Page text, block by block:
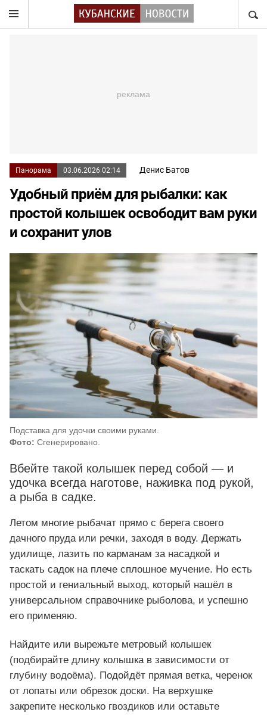
Панорама 03.06.2026 02:14 Денис Батов
Удобный приём для рыбалки: как
простой колышек освободит вам руки
и сохранит улов
Подставка для удочки своими руками.
Фото: Сгенерировано.
Вбейте такой колышек перед собой — и
удочка всегда наготове, наживка под рукой,
а рыба в садке.
Летом многие рыбачат прямо с берега своего
дачного пруда или речки, заходя в воду. Держать
удилище, лазить по карманам за насадкой и
таскать садок на плече сплошное мучение. Но есть
простой и гениальный выход, который нашёл в
универсальном справочнике рыболова, и успешно
его применяю.
Найдите или вырежьте метровый колышек
(подбирайте длину колышка в зависимости от
глубину водоёма). Подойдёт прямая ветка, черенок
от лопаты или обрезок доски. На верхушке
закрепите несколько гвоздиков или оставьте